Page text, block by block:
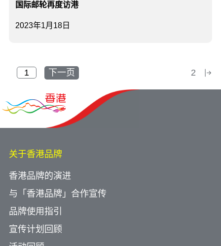
2023年1月18日
国际邮轮再度访港
下一页 2
关于香港品牌
香港品牌的演进
与「香港品牌」合作宣传
品牌使用指引
宣传计划回顾